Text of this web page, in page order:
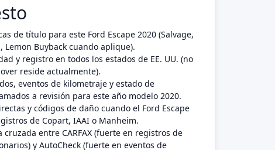
de título para este Ford Escape 2020 (Salvage,
Lemon Buyback cuando aplique).
y registro en todos los estados de EE. UU. (no
reside actualmente).
eventos de kilometraje y estado de
a revisión para este año modelo 2020.
y códigos de daño cuando el Ford Escape
de Copart, IAAI o Manheim.
cruzada entre CARFAX (fuerte en registros de
y AutoCheck (fuerte en eventos de